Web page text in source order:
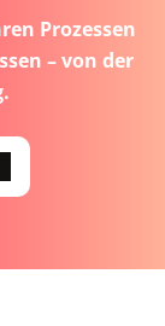
Prozessen
– von der